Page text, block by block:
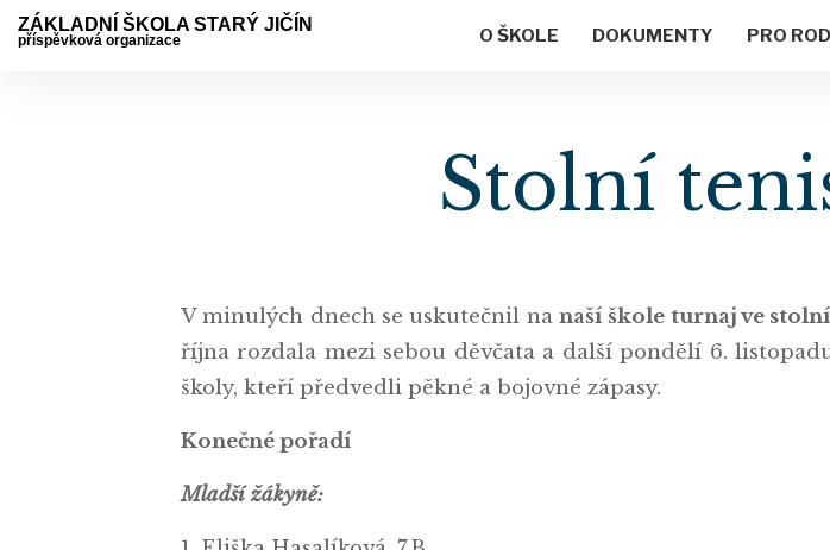
ZÁKLADNÍ ŠKOLA STARÝ JIČÍN
příspěvková organizace O ŠKOLE DOKUMENTY PRO
Stolní
V minulých dnech se uskutečnil na naší škole turnaj ve
října rozdala mezi sebou děvčata a další pondělí 6.
školy, kteří předvedli pěkné a bojovné zápasy.
Konečné pořadí
Mladší žákyně: